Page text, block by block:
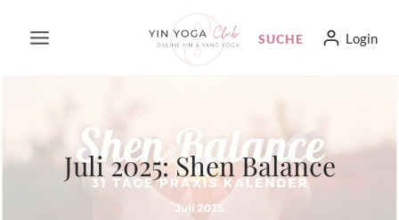
Inhalt
SUCHE Login
Juli 2025: Shen Balance